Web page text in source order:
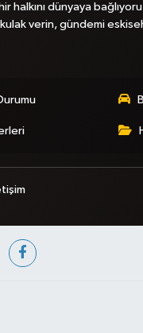
halkını dünyaya
verin, gündemi